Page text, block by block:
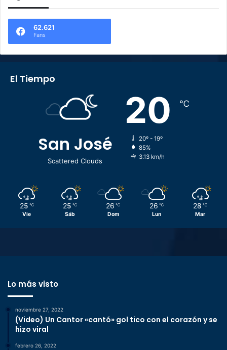
62.621
Fans
El Tiempo
San José
Scattered Clouds
20 ℃
20º - 19º
85%
3.13 km/h
25 ℃
Vie
25 ℃
Sáb
26 ℃
Dom
26 ℃
Lun
28 ℃
Mar
Lo más visto
noviembre 27, 2022
(Video) Un Cantor «cantó» gol tico con el corazón y se
hizo viral
febrero 26, 2022